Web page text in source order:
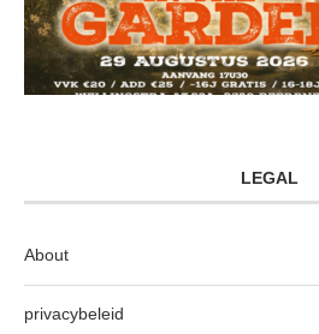
LEGAL
About
privacybeleid